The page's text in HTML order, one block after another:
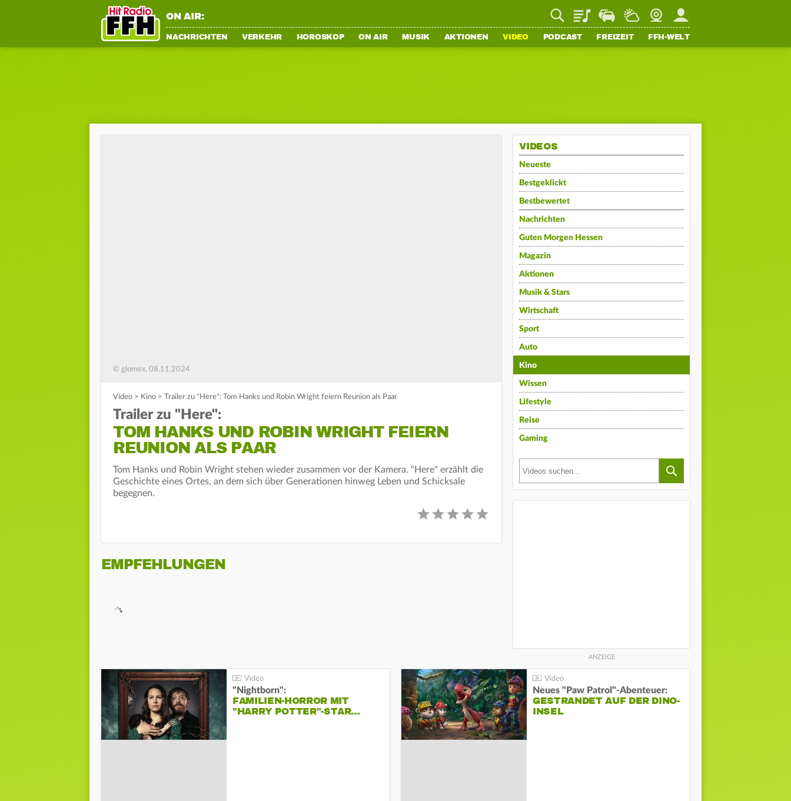
ON AIR: PlaylistStaupilotWetterWebcamMein FFH
NACHRICHTEN VERKEHR HOROSKOP ON AIR MUSIK AKTIONEN VIDEO PODCAST FREIZEIT FFH-WELT
© glomex, 08.11.2024
Video > Kino > Trailer zu "Here": Tom Hanks und Robin Wright feiern Reunion als Paar
Trailer zu "Here":
TOM HANKS UND ROBIN WRIGHT FEIERN
REUNION ALS PAAR
Tom Hanks und Robin Wright stehen wieder zusammen vor der Kamera. "Here" erzählt die
Geschichte eines Ortes, an dem sich über Generationen hinweg Leben und Schicksale
begegnen.
EMPFEHLUNGEN
VIDEOS
Neueste
Bestgeklickt
Bestbewertet
Nachrichten
Guten Morgen Hessen
Magazin
Aktionen
Musik & Stars
Wirtschaft
Sport
Auto
Kino
Wissen
Lifestyle
Reise
Gaming
"Nightborn":
FAMILIEN-HORROR MIT
"HARRY POTTER"-STAR…
Neues "Paw Patrol"-Abenteuer:
GESTRANDET AUF DER DINO-
INSEL